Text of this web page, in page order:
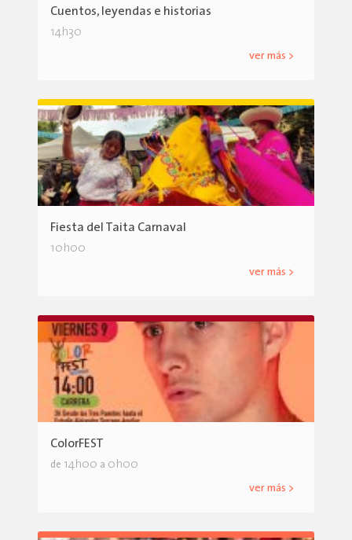
Cuentos, leyendas e historias
14h30
ver más >
Fiesta del Taita Carnaval
10h00
ver más >
ColorFEST
de 14h00 a 0h00
ver más >